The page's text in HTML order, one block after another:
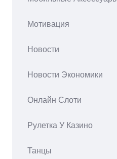
Мотивация
Новости
Новости Экономики
Онлайн Слоти
Рулетка У Казино
Танцы